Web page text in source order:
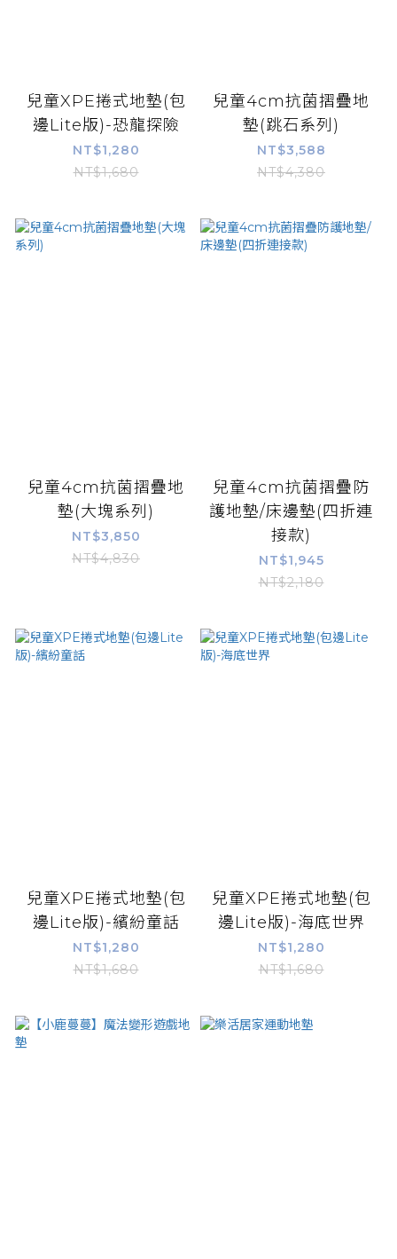
兒童XPE捲式地墊(包
邊Lite版)-恐龍探險
NT$1,280
NT$1,680
兒童4cm抗菌摺疊地
墊(跳石系列)
NT$3,588
NT$4,380
兒童4cm抗菌摺疊地
墊(大塊系列)
NT$3,850
NT$4,830
兒童4cm抗菌摺疊防
護地墊/床邊墊(四折連
接款)
NT$1,945
NT$2,180
兒童XPE捲式地墊(包
邊Lite版)-繽紛童話
NT$1,280
NT$1,680
兒童XPE捲式地墊(包
邊Lite版)-海底世界
NT$1,280
NT$1,680